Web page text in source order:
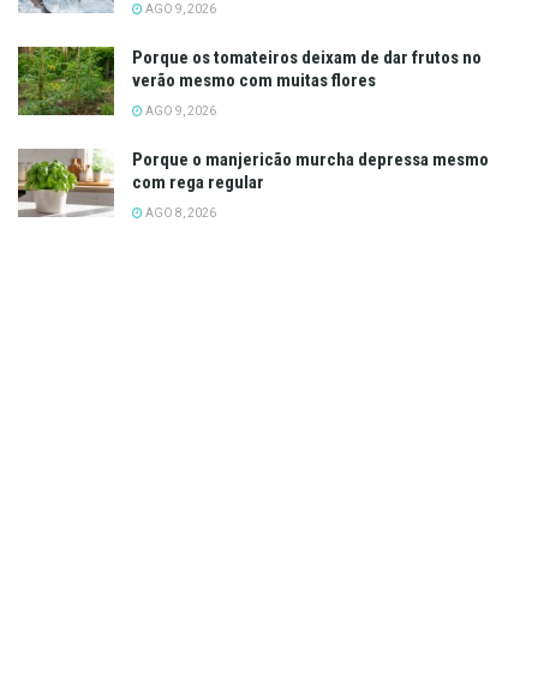
AGO 9, 2026
Porque os tomateiros deixam de dar frutos no
verão mesmo com muitas flores
AGO 9, 2026
Porque o manjericão murcha depressa mesmo
com rega regular
AGO 8, 2026